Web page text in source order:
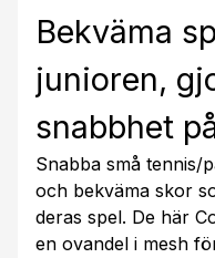
Bekväma
junioren,
snabbhet
Snabba små tennis/
och bekväma skor
deras spel. De här
en ovandel i mesh